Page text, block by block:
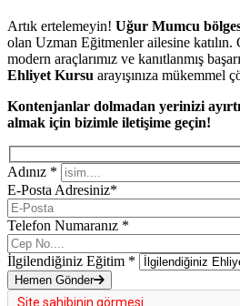
Artık ertelemeyin! Uğur Mumcu
olan Uzman Eğitmenler ailesine
modern araçlarımız ve kanıtlanmış
Ehliyet Kursu arayışınıza mükemmel
Kontenjanlar dolmadan yerinizi
almak için bizimle iletişime geçin!
Adınız *
E-Posta Adresiniz*
Telefon Numaranız *
İlgilendiğiniz Eğitim *
Hemen Gönder